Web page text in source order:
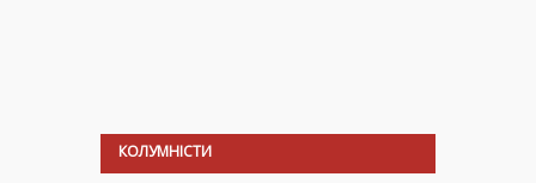
КОЛУМНІСТИ